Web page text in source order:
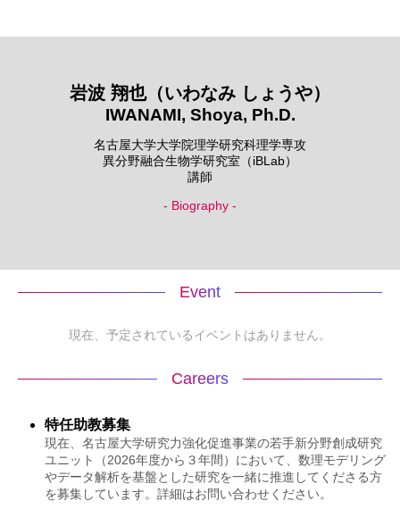
岩波 翔也（いわなみ しょうや）
IWANAMI, Shoya, Ph.D.
名古屋大学大学院理学研究科理学専攻
異分野融合生物学研究室（iBLab）
講師
- Biography -
Event
現在、予定されているイベントはありません。
Careers
特任助教募集
現在、名古屋大学研究力強化促進事業の若手新分野創成研究
ユニット（2026年度から３年間）において、数理モデリング
やデータ解析を基盤とした研究を一緒に推進してくださる方
を募集しています。詳細はお問い合わせください。